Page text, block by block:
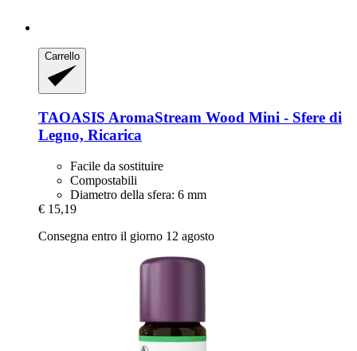
Carrello
TAOASIS AromaStream Wood Mini -​ Sfere di
Legno, Ricarica
Facile da sostituire
Compostabili
Diametro della sfera: 6 mm
€ 15,19
Consegna entro il giorno 12 agosto